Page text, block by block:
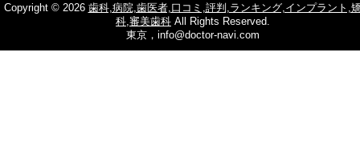
Copyright © 2026 歯科,病院,歯医者,口コミ,評判,ランキング,インプラント,
科,審美歯科 All Rights Reserved.
東京，info@doctor-navi.com